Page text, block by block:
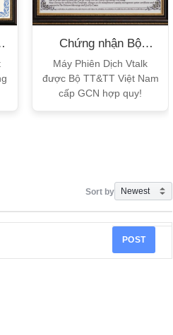
Chứng nhận Bộ
TT&TT
Máy Phiên Dịch Vtalk
được Bộ TT&TT Việt Nam
cấp GCN hợp quy!
Sort by
POST